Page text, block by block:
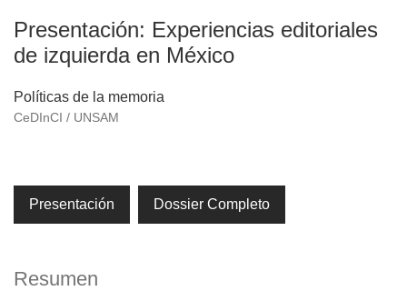
Presentación: Experiencias editoriales
de izquierda en México
Políticas de la memoria
CeDInCI / UNSAM
Presentación Dossier Completo
Resumen